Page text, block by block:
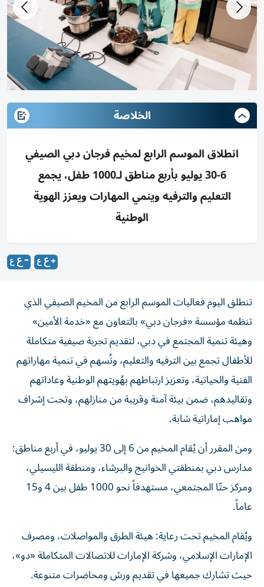
الخلاصة
انطلاق الموسم الرابع لمخيم فرجان دبي الصيفي
6-30 يوليو بأربع مناطق لـ1000 طفل، يجمع
التعليم والترفيه وينمي المهارات ويعزز الهوية
الوطنية
تنطلق اليوم فعاليات الموسم الرابع من المخيم الصيفي الذي
تنظمه مؤسسة «فرجان دبي» بالتعاون مع «خدمة الأمين»
وهيئة تنمية المجتمع في دبي، لتقديم تجربة صيفية متكاملة
للأطفال تجمع بين الترفيه والتعليم، وتُسهم في تنمية مهاراتهم
الفنية والحياتية، وتعزيز ارتباطهم بهُويتهم الوطنية وعاداتهم
وتقاليدهم، ضمن بيئة آمنة وقريبة من منازلهم، وتحت إشراف
مواهب إماراتية شابة.
ومن المقرر أن يُقام المخيم من 6 إلى 30 يوليو، في أربع مناطق:
مدارس دبي بمنطقتي الخوانيج والبرشاء، ومنطقة الليسيلي،
ومركز حتّا المجتمعي، مستهدفاً نحو 1000 طفل بين 4 و15
عاماً.
ويُقام المخيم تحت رعاية: هيئة الطرق والمواصلات، ومصرف
الإمارات الإسلامي، وشركة الإمارات للاتصالات المتكاملة «دو»،
حيث تشارك جميعها في تقديم ورش ومحاضرات متنوعة.